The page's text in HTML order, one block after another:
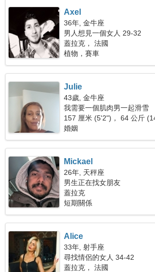
Axel
36年, 金牛座
男人想見一個女人 29-32
蓋拉克， 法國
植物，賽車
Julie
43歲, 金牛座
我需要一個肌肉男一起滑雪
157 厘米 (5'2")， 64 公斤
婚姻
Mickael
26年, 天秤座
男生正在找女朋友
蓋拉克
短期關係
Alice
33年, 射手座
尋找情侶的女人 34-42
蓋拉克， 法國